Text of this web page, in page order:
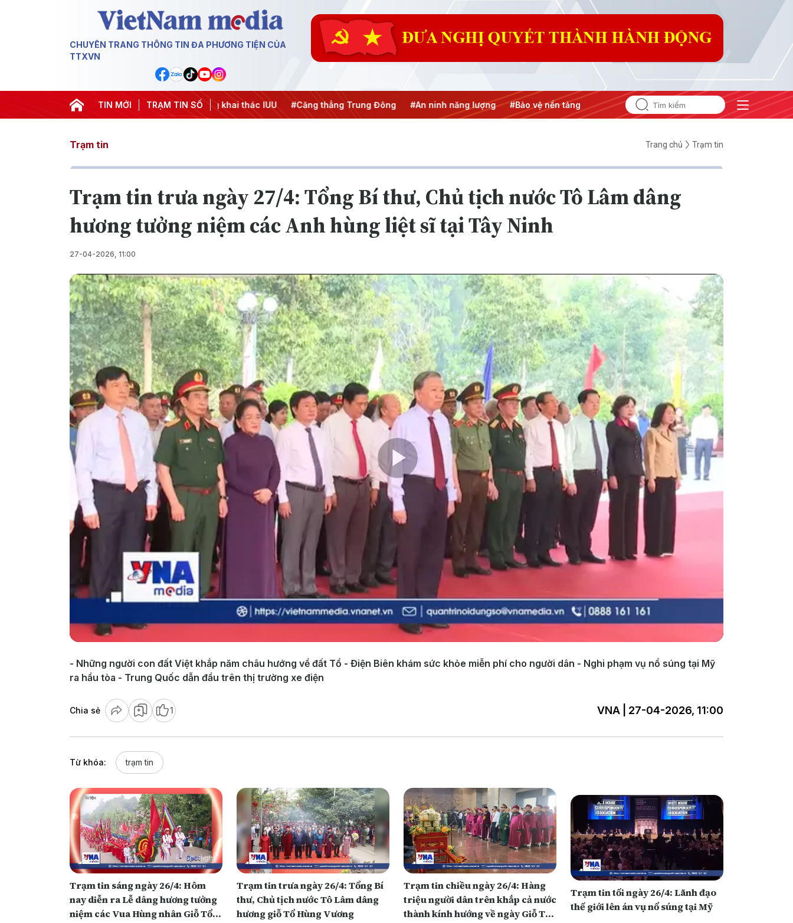
CHUYÊN TRANG THÔNG TIN ĐA PHƯƠNG TIỆN CỦA
TTXVN
TIN MỚI TRẠM TIN SỐ
#Chiến dịch 500 ngày đêm #Chống khai thác IUU #Căng thẳng Trung Đông #An ninh năng lượng #Bảo vệ nền tảng tư tưởng của Đảng #Hội nghị Trung ương 3
Trạm tin Trang chủ Trạm tin
Trạm tin trưa ngày 27/4: Tổng Bí thư, Chủ tịch nước Tô Lâm dâng
hương tưởng niệm các Anh hùng liệt sĩ tại Tây Ninh
27-04-2026, 11:00
Play
Video
- Những người con đất Việt khắp năm châu hướng về đất Tổ - Điện Biên khám sức khỏe miễn phí cho người dân - Nghi phạm vụ nổ súng tại Mỹ
ra hầu tòa - Trung Quốc dẫn đầu trên thị trường xe điện
Chia sẻ 1 VNA | 27-04-2026, 11:00
Từ khóa: trạm tin
Trạm tin sáng ngày 26/4: Hôm
nay diễn ra Lễ dâng hương tưởng
niệm các Vua Hùng nhân Giỗ Tổ
Trạm tin trưa ngày 26/4: Tổng Bí
thư, Chủ tịch nước Tô Lâm dâng
hương giỗ Tổ Hùng Vương
Trạm tin chiều ngày 26/4: Hàng
triệu người dân trên khắp cả nước
thành kính hướng về ngày Giỗ Tổ
Trạm tin tối ngày 26/4: Lãnh đạo
thế giới lên án vụ nổ súng tại Mỹ